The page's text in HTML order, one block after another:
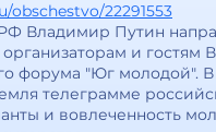
obschestvo/22291553
Владимир Путин
организаторам и гостям
форума "Юг молодой". В
телеграмме
и вовлеченность